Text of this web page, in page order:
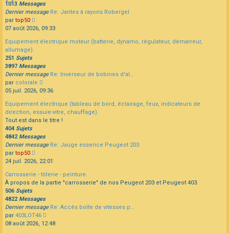
1013 Messages
Dernier message Re: Jantes à rayons Robergel
par top50
le
message
07 août 2026, 09:33
Equipement électrique moteur (batterie, dynamo, régulateur, démarreur,
allumage).
251 Sujets
3897 Messages
Dernier message Re: Inverseur de bobines d'al…
par colorale
le
message
05 juil. 2026, 09:36
Equipement électrique (tableau de bord, éclairage, feux, indicateurs de
direction, essuie-vitre, chauffage).
Tout est dans le titre !
404 Sujets
4842Messages
Dernier message Re: Jauge essence Peugeot 203
par top50
le
message
24 juil. 2026, 22:01
Carrosserie - tôlerie - peinture.
À propos de la partie "carrosserie" de nos Peugeot 203 et Peugeot 403.
506 Sujets
4822Messages
Dernier message Re: Accès boîte de vitesses p…
par 403LOT46
le
08 août 2026, 12:48